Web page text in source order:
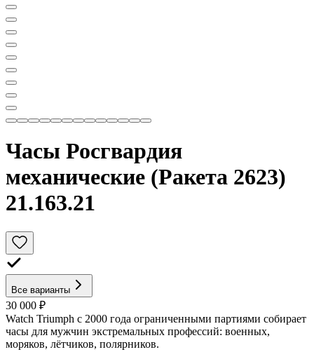
Часы Росгвардия
механические (Ракета 2623)
21.163.21
Все варианты
30 000 ₽
Watch Triumph с 2000 года ограниченными партиями собирает
часы для мужчин экстремальных профессий: военных,
моряков, лётчиков, полярников.